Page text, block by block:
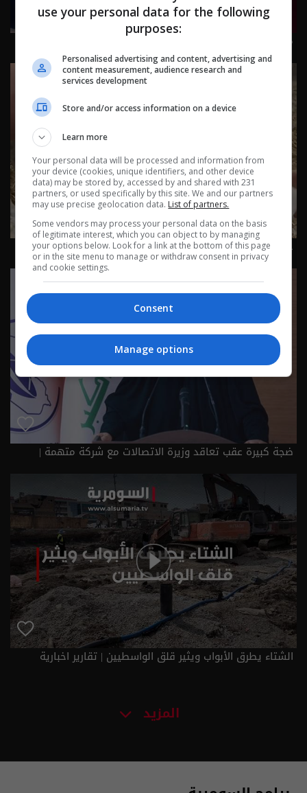
مباراة كرة قدم في بغداد تتحول إلى مأساة دامـ_ـة | تقارير
اخبارية
حليب الحمير.. علاج طبيعي في البصرة | تقارير اخبارية
ضجة كبيرة عقب تعاقد وزيرة الاتصالات مع شركة متهمة |
الشتاء يطرق الأبواب ويثير قلق الواسطيين | تقارير اخبارية
المزيد
use your personal data for the following
purposes:
Personalised advertising and content, advertising and
content measurement, audience research and
services development
Store and/or access information on a device
Learn more
Your personal data will be processed and information from
your device (cookies, unique identifiers, and other device
data) may be stored by, accessed by and shared with 231
partners, or used specifically by this site. We and our partners
may use precise geolocation data. List of partners.
Some vendors may process your personal data on the basis
of legitimate interest, which you can object to by managing
your options below. Look for a link at the bottom of this page
or in the site menu to manage or withdraw consent in privacy
and cookie settings.
Consent
Manage options